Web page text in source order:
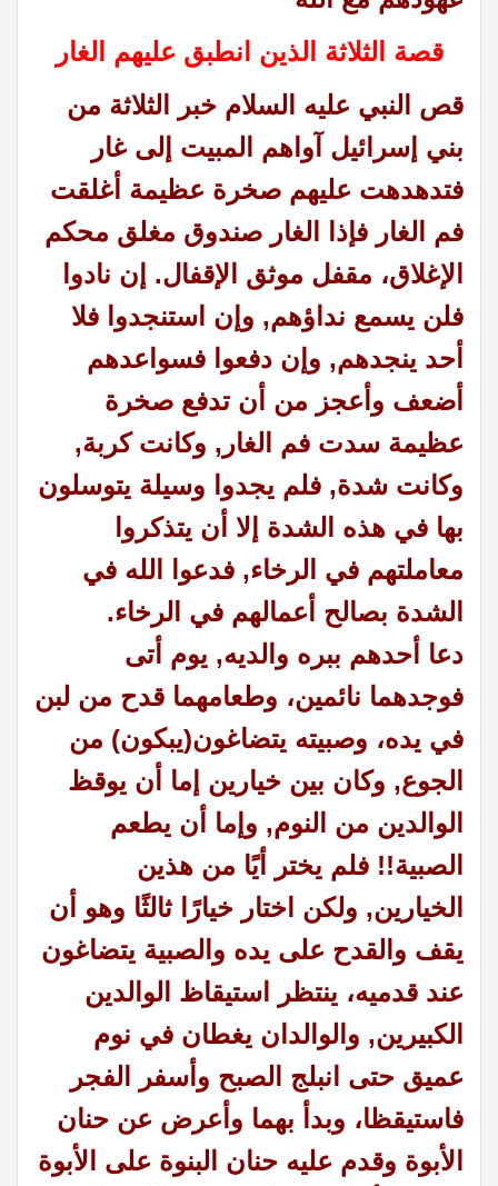
قصة الثلاثة الذين انطبق عليهم الغار
قص النبي عليه السلام خبر الثلاثة من
بني إسرائيل آواهم المبيت إلى غار
فتدهدهت عليهم صخرة عظيمة أغلقت
فم الغار فإذا الغار صندوق مغلق محكم
الإغلاق، مقفل موثق الإقفال. إن نادوا
فلن يسمع نداؤهم, وإن استنجدوا فلا
أحد ينجدهم, وإن دفعوا فسواعدهم
أضعف وأعجز من أن تدفع صخرة
عظيمة سدت فم الغار, وكانت كربة,
وكانت شدة, فلم يجدوا وسيلة يتوسلون
بها في هذه الشدة إلا أن يتذكروا
معاملتهم في الرخاء, فدعوا الله في
الشدة بصالح أعمالهم في الرخاء.
دعا أحدهم ببره والديه, يوم أتى
فوجدهما نائمين، وطعامهما قدح من لبن
في يده، وصبيته يتضاغون(يبكون) من
الجوع, وكان بين خيارين إما أن يوقظ
الوالدين من النوم, وإما أن يطعم
الصبية!! فلم يختر أيًا من هذين
الخيارين, ولكن اختار خيارًا ثالثًا وهو أن
يقف والقدح على يده والصبية يتضاغون
عند قدميه، ينتظر استيقاظ الوالدين
الكبيرين, والوالدان يغطان في نوم
عميق حتى انبلج الصبح وأسفر الفجر
فاستيقظا، وبدأ بهما وأعرض عن حنان
الأبوة وقدم عليه حنان البنوة على الأبوة